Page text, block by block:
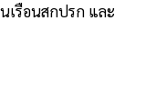
เรือนสกปรก และ